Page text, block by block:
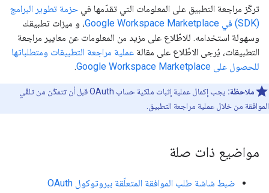
تركّز مراجعة التطبيق على المعلومات التي تقدّمها في حزمة تطوير البرامج
(SDK) في Google Workspace Marketplace
، و ميزات تطبيقك
وسهولة استخدامه. للاطّلاع على مزيد من المعلومات عن معايير مراجعة
التطبيقات، يُرجى الاطّلاع على مقالة عملية مراجعة التطبيقات ومتطلباتها
للحصول على Google Workspace Marketplace
.
ملاحظة:
يجب إكمال عملية إثبات ملكية حساب OAuth قبل أن تتمكّن من تلقّي
الموافقة من خلال عملية مراجعة التطبيق.
مواضيع ذات صلة
ضبط شاشة طلب الموافقة المتعلّقة ببروتوكول OAuth